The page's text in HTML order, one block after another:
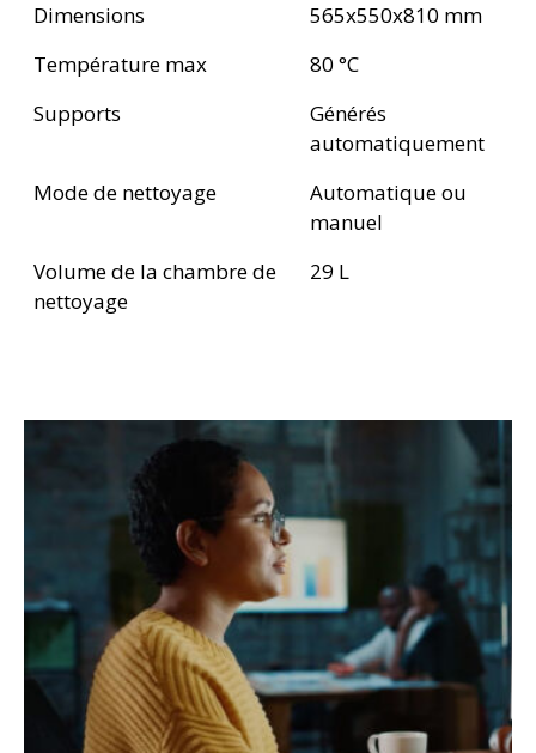
Dimensions
565x550x810 mm
Température max
80 °C
Supports
Générés
automatiquement
Mode de nettoyage
Automatique ou
manuel
Volume de la chambre de
nettoyage
29 L